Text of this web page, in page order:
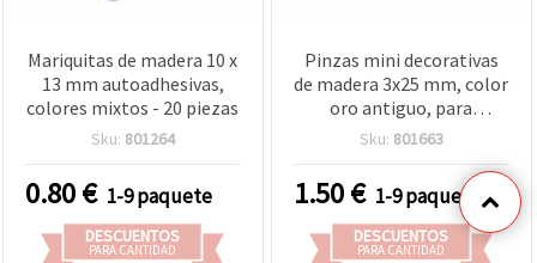
Mariquitas de madera 10 x
13 mm autoadhesivas,
colores mixtos - 20 piezas
Sku: 801264
0.80€ 1-9 paquete
DESCUENTOS
PARA CANTIDAD
Pinzas mini decorativas
de madera 3x25 mm, color
oro antiguo, para
manualidades y
Sku: 801663
1.50€ 1-9 paquete
DESCUENTOS
PARA CANTIDAD